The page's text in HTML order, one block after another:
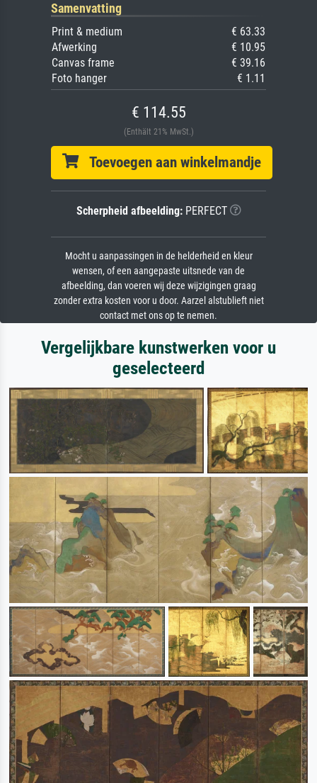
Samenvatting
Print & medium
€ 63.33
Afwerking
€ 10.95
Canvas frame
€ 39.16
Foto hanger
€ 1.11
€ 114.55
(Enthält 21% MwSt.)
Toevoegen aan winkelmandje
Scherpheid afbeelding:PERFECT
Mocht u aanpassingen in de helderheid en kleur
wensen, of een aangepaste uitsnede van de
afbeelding, dan voeren wij deze wijzigingen graag
zonder extra kosten voor u door. Aarzel alstublieft niet
contact met ons op te nemen.
Vergelijkbare kunstwerken voor u
geselecteerd